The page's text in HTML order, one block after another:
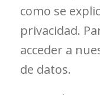
como se
privacidad.
acceder a
de datos.